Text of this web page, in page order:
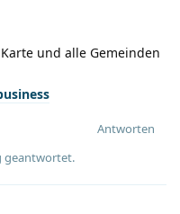
und alle Gemeinden
Antworten
geantwortet.